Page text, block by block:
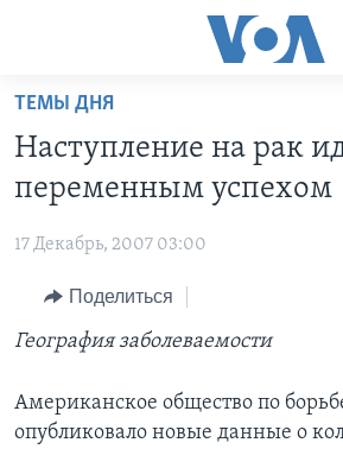
Перейти
основной
контент
Перейти
навигации
Перейти
поиск
ПРОГРАММЫ
НОВОСТИ ЗА МИНУТУ
ИТОГИ
ПОЧЕМУ ЭТО ВАЖНО?
ДЕТАЛИ
ПРОЕКТЫ
УЧИМ АНГЛИЙСКИЙ
НАША АМЕРИКАНСКАЯ ИСТОРИЯ
А КАК В АМЕРИКЕ?
АМЕРИКАНСКИЕ ГОРОДКИ
ЭКСПЕРТИЗА
ИНТЕРВЬЮ
ФАКТЫ ПРОТИВ ФЕЙКОВ
УЧИМ АНГЛИЙСКИЙ
ТЕМЫ ДНЯ
Наступление на рак
переменным успехом
17 Декабрь, 2007 03:00
Поделиться
География заболеваемости
Американское общество по
опубликовало новые данные о